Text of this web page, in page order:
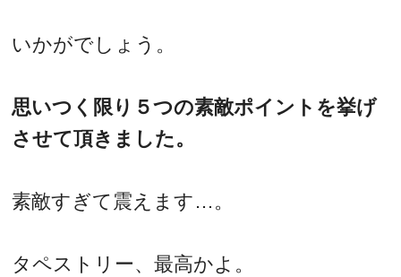
いかがでしょう。
思いつく限り５つの素敵ポイントを挙げ
させて頂きました。
素敵すぎて震えます…。
タペストリー、最高かよ。